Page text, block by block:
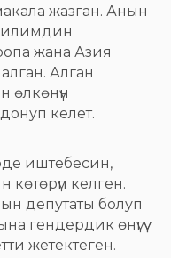
жазган. Анын
илимдин
жана Азия
Алган
өлкөнүн
келет.
иштебесин,
көтөрүп келген.
депутаты болуп
гендердик өнүгүү
жетектеген.